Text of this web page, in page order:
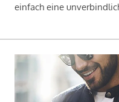
einfach eine